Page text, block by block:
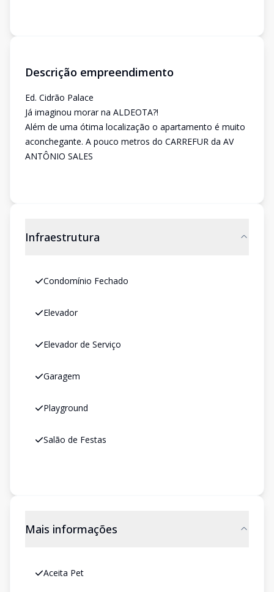
Descrição empreendimento
Ed. Cidrão Palace
Já imaginou morar na ALDEOTA?!
Além de uma ótima localização o apartamento é muito
aconchegante. A pouco metros do CARREFUR da AV
ANTÔNIO SALES
Infraestrutura
Condomínio Fechado
Elevador
Elevador de Serviço
Garagem
Playground
Salão de Festas
Mais informações
Aceita Pet